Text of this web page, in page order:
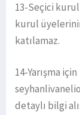
13-Seçici
kurul
katılamaz.
14-Yarışma için
detaylı bilgi